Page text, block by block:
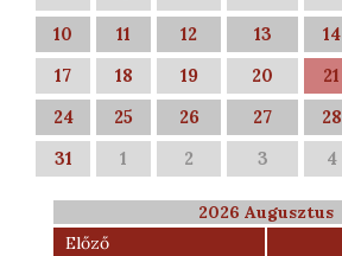
10
11 12 13 14
17
18 19 20 21
24
25 26 27 28
31
1 2 3 4
2026 Augusztus
Előző